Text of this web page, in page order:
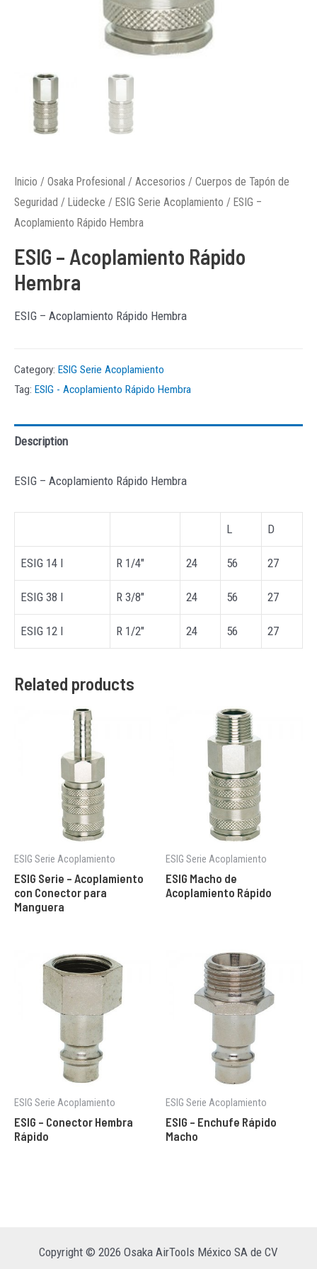
Inicio / Osaka Profesional / Accesorios / Cuerpos de Tapón de
Seguridad / Lüdecke / ESIG Serie Acoplamiento / ESIG –
Acoplamiento Rápido Hembra
ESIG – Acoplamiento Rápido
Hembra
ESIG – Acoplamiento Rápido Hembra
Category: ESIG Serie Acoplamiento
Tag: ESIG - Acoplamiento Rápido Hembra
Description
ESIG – Acoplamiento Rápido Hembra
L D
ESIG 14 I R 1/4″ 24 56 27
ESIG 38 I R 3/8″ 24 56 27
ESIG 12 I R 1/2″ 24 56 27
Related products
ESIG Serie Acoplamiento
ESIG Serie – Acoplamiento
con Conector para
Manguera
ESIG Serie Acoplamiento
ESIG Macho de
Acoplamiento Rápido
ESIG Serie Acoplamiento
ESIG – Conector Hembra
Rápido
ESIG Serie Acoplamiento
ESIG – Enchufe Rápido
Macho
Copyright © 2026 Osaka AirTools México SA de CV